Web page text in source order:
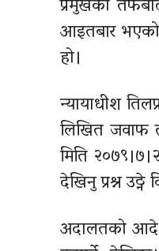
प्रमुखको
आइतबार भएको
हो।
न्यायाधीश
लिखित जवाफ
मिति
देखिनु प्रश्न
अदालतको